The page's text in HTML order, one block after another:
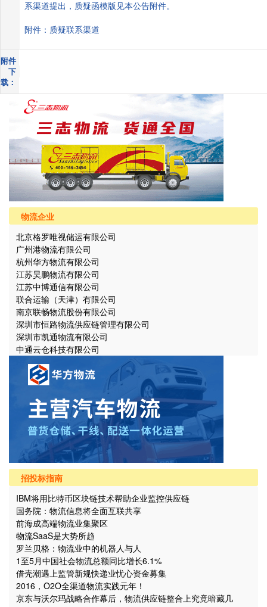
系渠道提出，质疑函模版见本公告附件。
附件：质疑联系渠道
附件
下
载：
物流企业
北京格罗唯视储运有限公司
广州港物流有限公司
杭州华方物流有限公司
江苏昊鹏物流有限公司
江苏中博通信有限公司
联合运输（天津）有限公司
南京联畅物流股份有限公司
深圳市恒路物流供应链管理有限公司
深圳市凯通物流有限公司
中通云仓科技有限公司
招投标指南
IBM将用比特币区块链技术帮助企业监控供应链
国务院：物流信息将全面互联共享
前海成高端物流业集聚区
物流SaaS是大势所趋
罗兰贝格：物流业中的机器人与人
1至5月中国社会物流总额同比增长6.1%
借壳潮遇上监管新规快递业忧心资金募集
2016，O2O全渠道物流实践元年！
京东与沃尔玛战略合作幕后，物流供应链整合上究竟暗藏几